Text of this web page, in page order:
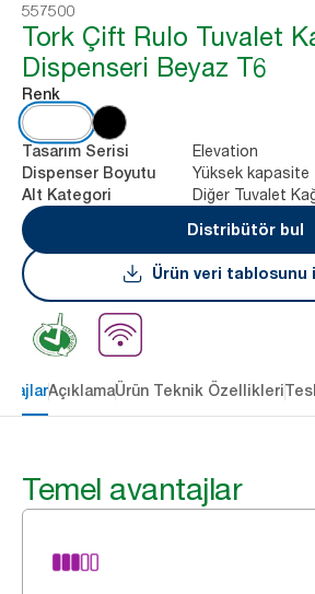
557500
Tork Çift Rulo Tuvalet
Dispenseri Beyaz T6
Renk
Tasarım Serisi Elevation
Dispenser Boyutu Yüksek kapasite
Alt Kategori
Diğer Tuvalet
Distribütör bul
Ürün veri tablosunu
AçıklamaÜrün Teknik Özellikleri
Temel avantajlar